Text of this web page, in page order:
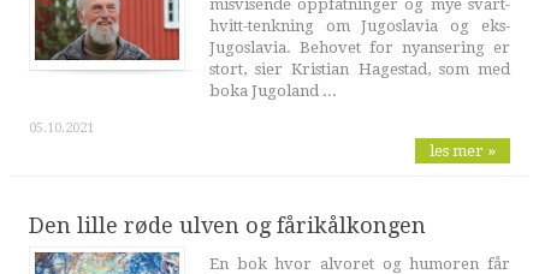
misvisende oppfatninger og mye svart-
hvitt-tenkning om Jugoslavia og eks-
Jugoslavia. Behovet for nyansering er
stort, sier Kristian Hagestad, som med
boka Jugoland ...
05.10.2021
les mer »
Den lille røde ulven og fårikålkongen
En bok hvor alvoret og humoren får